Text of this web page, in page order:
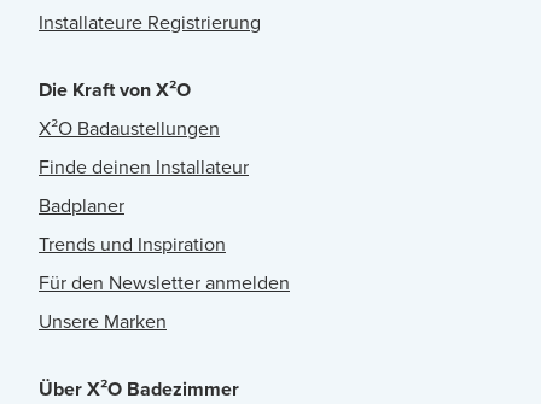
Installateure Registrierung
Die Kraft von X²O
X²O Badaustellungen
Finde deinen Installateur
Badplaner
Trends und Inspiration
Für den Newsletter anmelden
Unsere Marken
Über X²O Badezimmer